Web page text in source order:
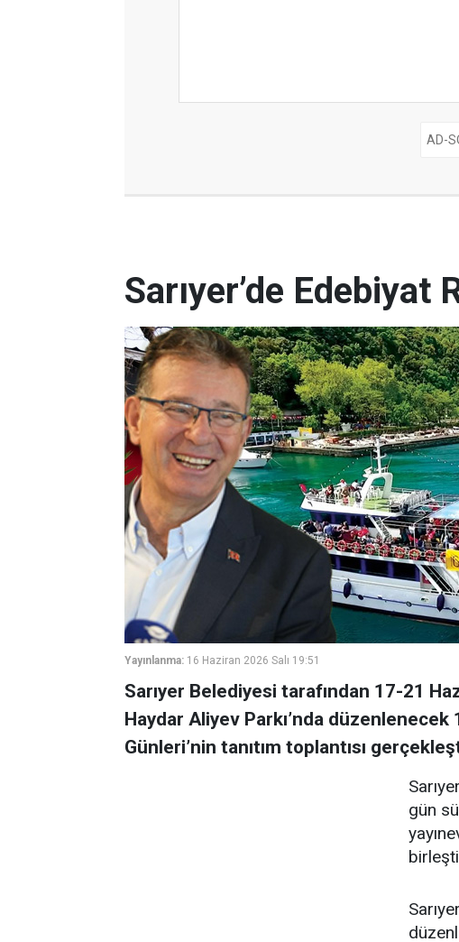
Sarıyer’de Edebiyat
Yayınlanma: 16 Haziran 2026 Salı 19:51
Sarıyer Belediyesi tarafından 17-21
Haydar Aliyev Parkı’nda düzenlenecek
Günleri’nin tanıtım toplantısı
gün